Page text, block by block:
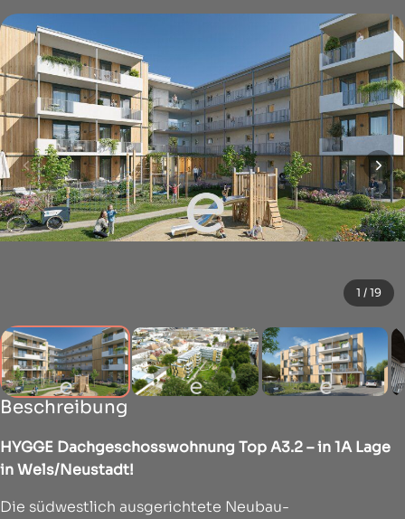
1 / 19
Beschreibung
HYGGE Dachgeschosswohnung Top A3.2 – in 1A Lage
in Wels/Neustadt!
Die südwestlich ausgerichtete Neubau-